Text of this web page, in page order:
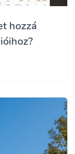
hozzá